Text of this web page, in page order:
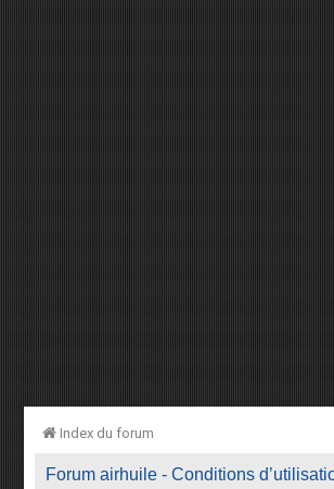
Index du forum
Forum airhuile - Conditions